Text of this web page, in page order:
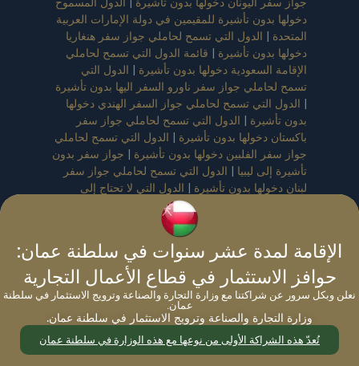
الإقامة لمدة عشر سنوات في سلطنة عمان:
حوافز الاستثمار في قطاع الأعمال التجارية
نعلن وبكل سرور عن شراكتنا مع وزارة التجارة والصناعة وترويج الاستثمار في سلطنة
عمان.
وزارة التجارة والصناعة وترويج الاستثمار في سلطنة عمان.
تُعدّ هذه الشراكة الأولى من نوعها مع هذه الوزارة في سلطنة عمان
دخولها بدون تأشيرة للمقيمين في دولة الإمارات العربية
المتحدة | الدول التي تسمح لحاملي جواز سفر هنغاريا
دخولها بدون تأشيرة | قائمة الدول التي تسمح لحاملي
الإقامة السعودية دخولها بدون تأشيرة | الدول التي
تسمح لحاملي جواز سفر ناورو السفر اليها بدون تأشيرة
| الدول التي تسمح لحاملي جواز السفر الهندي دخولها
بدون تأشيرة | الدول التي تسمح لحاملي جواز سفر
باكستان دخولها بدون تأشيرة | الدول التي تسمح لحاملي
جواز سفر الفلبين دخولها بدون تأشيرة | جواز سفر بدون
تأشيرة إلى ليبيا | الدول التي تسمح لحاملي جواز سفر
لبنان دخولها بدون تأشيرة | الدول التي لا تحتاج إلى
تأشيرة لجواز سفر العراق|دول بدون تأشيرة لجواز
الدول التي تسمح لحاملي جواز سفر
نيجيريا دخولها بدون تأشيرة|الدول التي لا تحتاج إلى
تأشيرة لحاملي جواز سفر غانا |دول بدون تأشيرة لجواز
سفر جنوب أفريقيا
|الدول التي لا تحتاج إلى تأشيرة
لجواز سفر سنغافورة |الدول التي لا تحتاج إلى تأشيرة
لجواز السفر الأسترالي| الدول التي لا تحتاج إلى تأشيرة
لجواز السفر الياباني|الدول التي تسمح لحاملي جواز
سفر الصين السفر إليها بدون تأشيرة|جواز سفر يمني
معفى من التأشيرة|جواز سفر البحرين الدول المعفاة